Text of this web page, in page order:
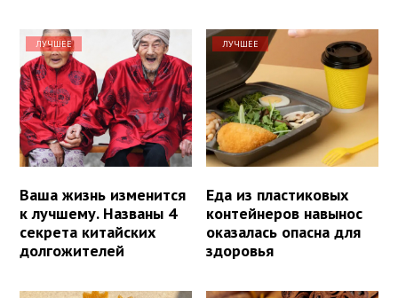
ЛУЧШЕЕ
Ваша жизнь изменится
к лучшему. Названы 4
секрета китайских
долгожителей
ЛУЧШЕЕ
Еда из пластиковых
контейнеров навынос
оказалась опасна для
здоровья